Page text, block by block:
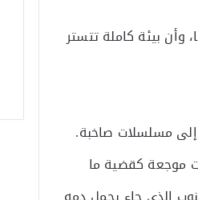
وأن بيئة كاملة تتستر
مسلسلات صاخبة.
موجعة كقضية ما